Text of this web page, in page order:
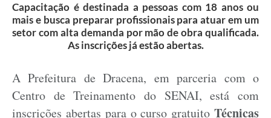
Capacitação é destinada a pessoas com 18 anos ou
mais e busca preparar profissionais para atuar em um
setor com alta demanda por mão de obra qualificada.
As inscrições já estão abertas.
A Prefeitura de Dracena, em parceria com o
Centro de Treinamento do SENAI, está com
inscrições abertas para o curso gratuito Técnicas